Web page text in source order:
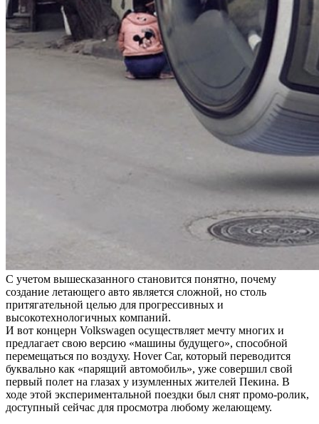
С учетом вышесказанного становится понятно, почему
создание летающего авто является сложной, но столь
притягательной целью для прогрессивных и
высокотехнологичных компаний.
И вот концерн Volkswagen осуществляет мечту многих и
предлагает свою версию «машины будущего», способной
перемещаться по воздуху. Hover Car, который переводится
буквально как «парящий автомобиль», уже совершил свой
первый полет на глазах у изумленных жителей Пекина. В
ходе этой экспериментальной поездки был снят промо-ролик,
доступный сейчас для просмотра любому желающему.